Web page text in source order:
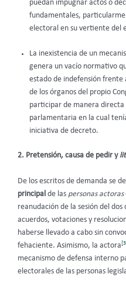
puedan impugnar actos o
fundamentales,
electoral en su vertiente del
La inexistencia de un
genera un vacío normativo
estado de indefensión frente
de los órganos del propio
participar de manera directa
parlamentaria en la cual
iniciativa de decreto.
2. Pretensión, causa de pedir y
De los escritos de demanda se
principal de las personas actoras
reanudación de la sesión del
acuerdos, votaciones y
haberse llevado a cabo sin
fehaciente. Asimismo, la actora
mecanismo de defensa interno
electorales de las personas